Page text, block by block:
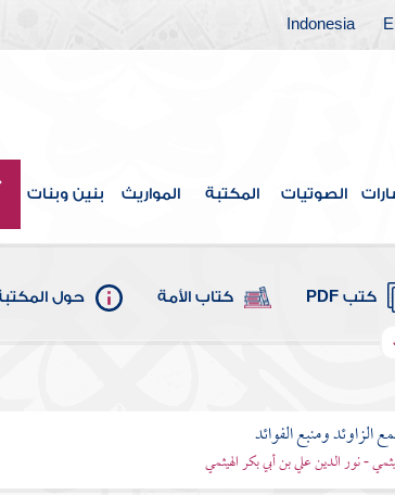
Indonesia
الصوتيات المكتبة المواريث بنين وبنات
كتب PDF كتاب الأمة حول
الزاوئد ومنبع الفوائد
- نور الدين علي بن أبي بكر الهيثمي